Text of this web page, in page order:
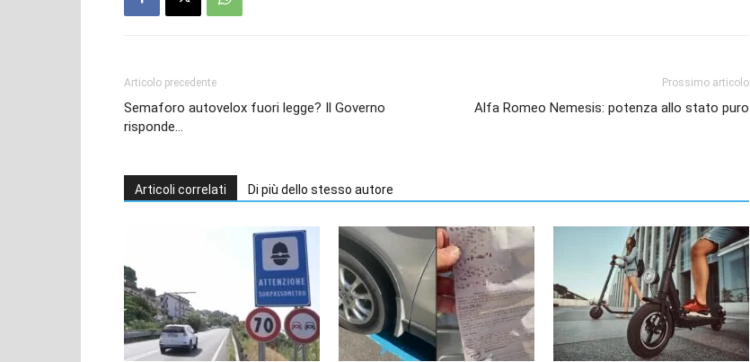
Articolo precedente
Semaforo autovelox fuori legge? Il Governo
risponde…
Prossimo articolo
Alfa Romeo Nemesis: potenza allo stato puro
Articoli correlati Di più dello stesso autore